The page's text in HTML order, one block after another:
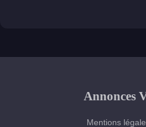
Annonces
Mentions